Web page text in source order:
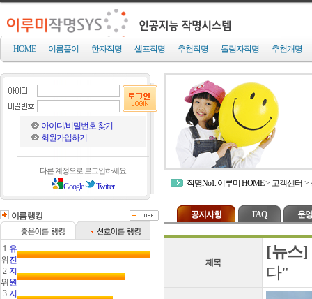
HOME 이름풀이 한자작명 셀프작명 추천작명 돌림자작명 추천개명
아이디/비밀번호 찾기
회원가입하기
다른 계정으로 로그인하세요
Google Twitter
이름랭킹
1
위
유
진
2
위
지
원
3 지
작명No1. 이루미 HOME> 고객센터 >
공지사항 FAQ 운
제목
[뉴스]
다"